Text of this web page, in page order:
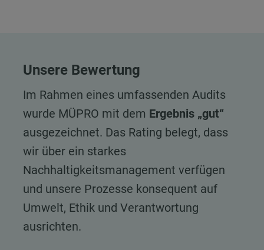
Unsere Bewertung
Im Rahmen eines umfassenden Audits
wurde MÜPRO mit dem Ergebnis „gut“
ausgezeichnet. Das Rating belegt, dass
wir über ein starkes
Nachhaltigkeitsmanagement verfügen
und unsere Prozesse konsequent auf
Umwelt, Ethik und Verantwortung
ausrichten.